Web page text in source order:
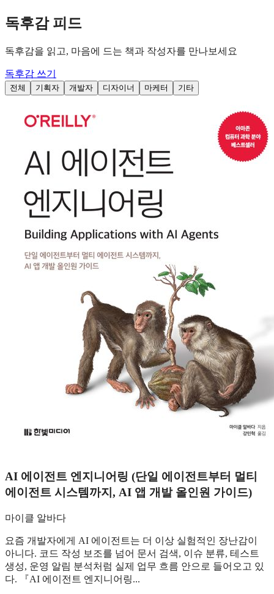
독후감 피드
독후감을 읽고, 마음에 드는 책과 작성자를 만나보세요
독후감 쓰기
전체 기획자 개발자 디자이너 마케터 기타
AI 에이전트 엔지니어링 (단일 에이전트부터 멀티
에이전트 시스템까지, AI 앱 개발 올인원 가이드)
마이클 알바다
요즘 개발자에게 AI 에이전트는 더 이상 실험적인 장난감이
아니다. 코드 작성 보조를 넘어 문서 검색, 이슈 분류, 테스트
생성, 운영 알림 분석처럼 실제 업무 흐름 안으로 들어오고 있
다. 『AI 에이전트 엔지니어링...